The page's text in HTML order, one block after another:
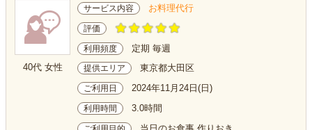
40代 女性
サービス内容 お料理代行
評価
利用頻度 定期 毎週
提供エリア 東京都大田区
ご利用日 2024年11月24日(日)
利用時間 3.0時間